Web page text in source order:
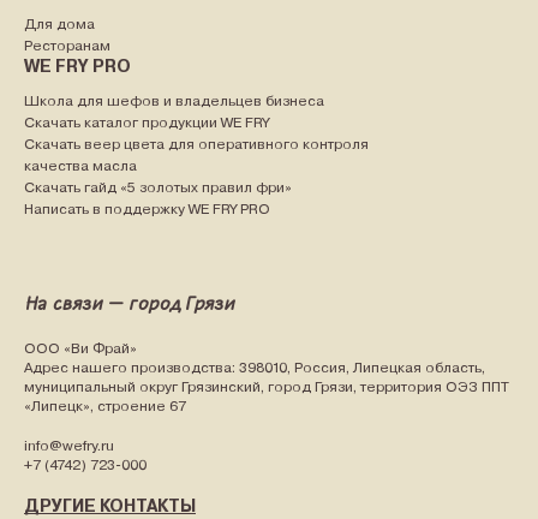
Для дома
Ресторанам
WE FRY PRO
Школа для шефов и владельцев бизнеса
Скачать каталог продукции WE FRY
Скачать веер цвета для оперативного контроля
качества масла
Скачать гайд «5 золотых правил фри»
Написать в поддержку WE FRY PRO
На связи — город Грязи
ООО «Ви Фрай»
Адрес нашего производства: 398010, Россия, Липецкая область,
муниципальный округ Грязинский, город Грязи, территория ОЭЗ ППТ
«Липецк», строение 67
info@wefry.ru
+7 (4742) 723-000
ДРУГИЕ КОНТАКТЫ